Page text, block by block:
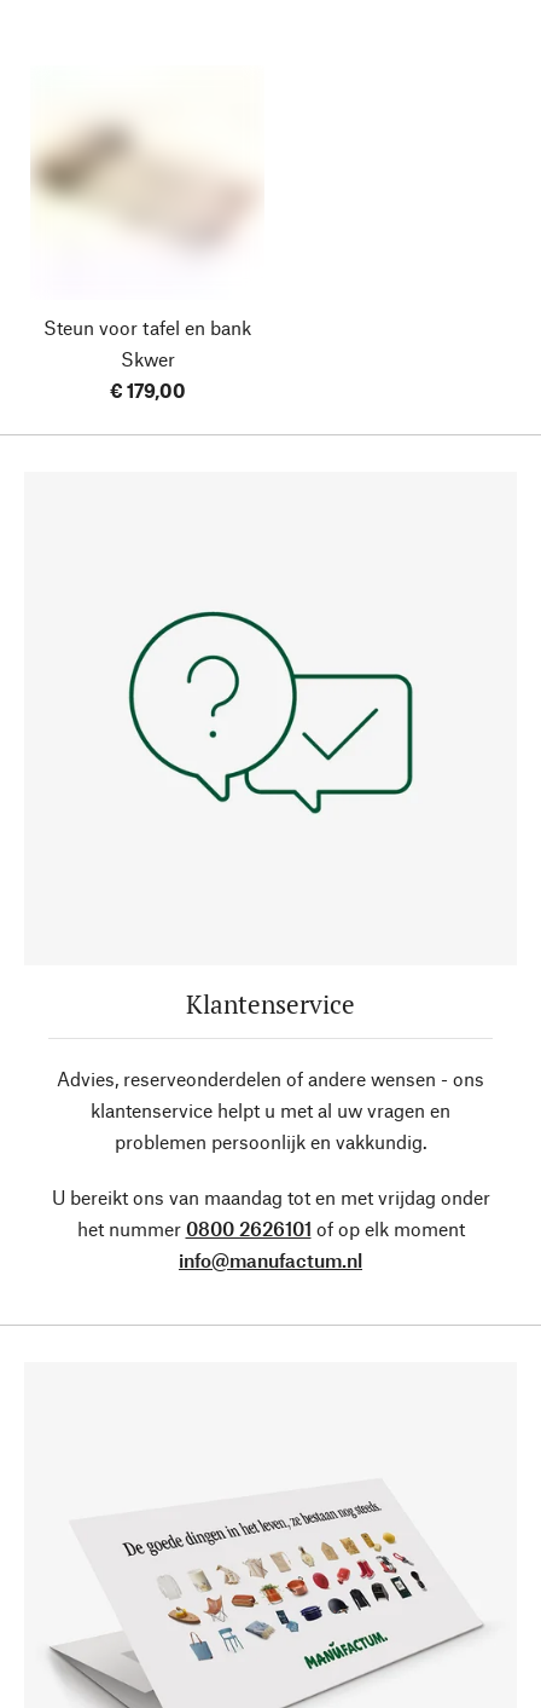
Steun voor tafel en bank
Skwer
€ 179,00
Klantenservice
Advies, reserveonderdelen of andere wensen - ons
klantenservice helpt u met al uw vragen en
problemen persoonlijk en vakkundig.
U bereikt ons van maandag tot en met vrijdag onder
het nummer 0800 2626101 of op elk moment
info@manufactum.nl